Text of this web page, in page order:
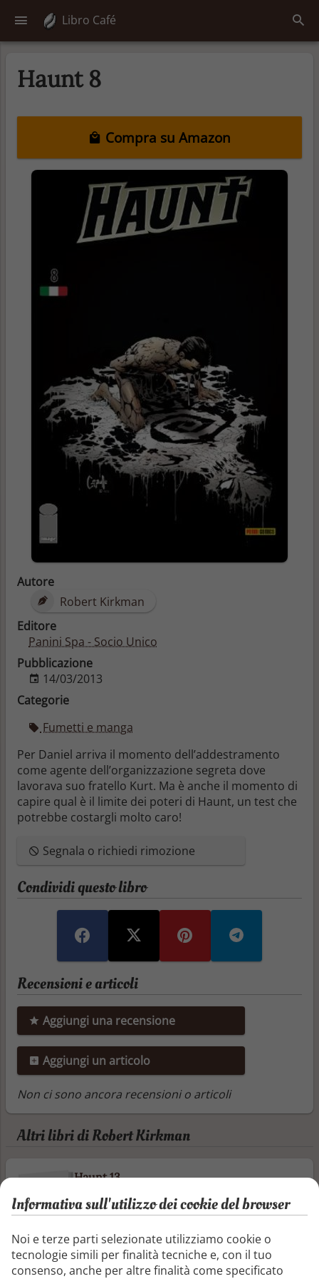
Libro Café
Haunt 8
Compra su Amazon
Autore
Robert Kirkman
Editore
Panini Spa - Socio Unico
Pubblicazione
14/03/2013
Categorie
Fumetti e manga
Per Daniel arriva il momento dell’addestramento
come agente dell’organizzazione segreta dove
lavorava suo fratello Kurt. Ma è anche il momento di
capire qual è il limite dei poteri di Haunt, un test che
potrebbe costargli molto caro!
Segnala o richiedi rimozione
Condividi questo libro
Recensioni e articoli
Aggiungi una recensione
Aggiungi un articolo
Non ci sono ancora recensioni o articoli
Altri libri di Robert Kirkman
Haunt 13
Nuovi problemi per Daniel e Kurt che se la
dovranno vedere con una missione
pericolosa e, contemporaneamente, con
una misteriosa entità che è in grado di
rapire Kurt (privando così Daniel dei
Informativa sull'utilizzo dei cookie del browser
Noi e terze parti selezionate utilizziamo cookie o
tecnologie simili per finalità tecniche e, con il tuo
consenso, anche per altre finalità come specificato